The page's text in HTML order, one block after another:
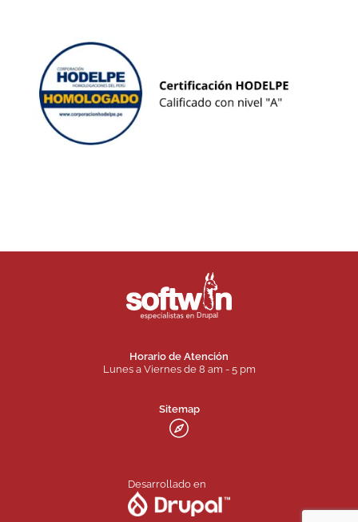
Horario de Atención
Lunes a Viernes de 8 am - 5 pm
Sitemap
Desarrollado en